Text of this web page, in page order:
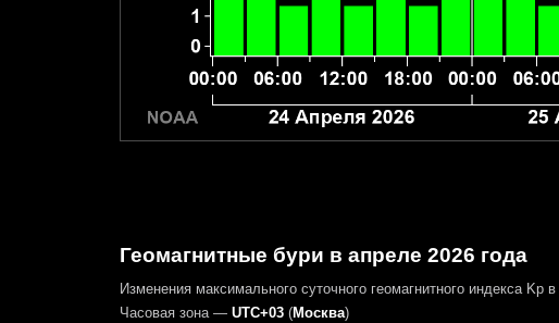
Геомагнитные бури в апреле 2026 года
Изменения максимального суточного геомагнитного индекса Kp в
Часовая зона — UTC+03(Москва)